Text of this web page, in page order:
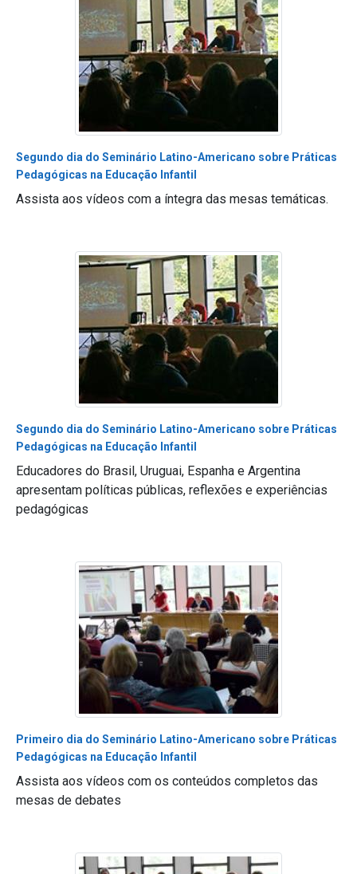
Segundo dia do Seminário Latino-Americano sobre Práticas
Pedagógicas na Educação Infantil
Assista aos vídeos com a íntegra das mesas temáticas.
Segundo dia do Seminário Latino-Americano sobre Práticas
Pedagógicas na Educação Infantil
Educadores do Brasil, Uruguai, Espanha e Argentina
apresentam políticas públicas, reflexões e experiências
pedagógicas
Primeiro dia do Seminário Latino-Americano sobre Práticas
Pedagógicas na Educação Infantil
Assista aos vídeos com os conteúdos completos das
mesas de debates